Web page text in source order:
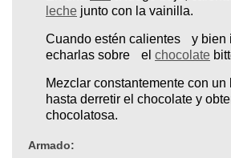
leche junto con la vainilla.
Cuando estén calientes y bien
echarlas sobre el chocolate
Mezclar constantemente con
hasta derretir el chocolate y
chocolatosa.
Armado: